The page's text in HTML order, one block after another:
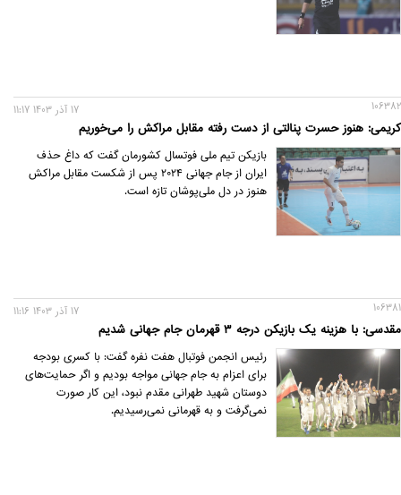
106382
کریمی: هنوز حسرت پنالتی از دست رفته مقابل مراکش را می‌خوریم
17 آذر 1403 11:17
بازیکن تیم ملی فوتسال کشورمان گفت که داغ حذف
ایران از جام جهانی ۲۰۲۴ پس از شکست مقابل مراکش
هنوز در دل ملی‌پوشان تازه است.
106381
مقدسی: با هزینه یک بازیکن درجه ۳ قهرمان جام جهانی شدیم
17 آذر 1403 11:16
رئیس انجمن فوتبال هفت نفره گفت: با کسری بودجه
برای اعزام به جام جهانی مواجه بودیم و اگر حمایت‌های
دوستان شهید طهرانی مقدم نبود، این کار صورت
نمی‌گرفت و به قهرمانی نمی‌رسیدیم.